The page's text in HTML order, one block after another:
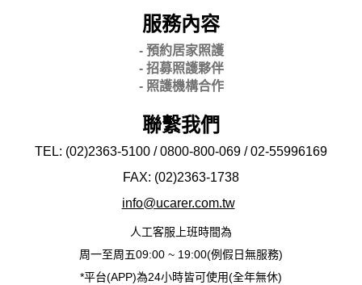
服務內容
- 預約居家照護
- 招募照護夥伴
- 照護機構合作
聯繫我們
TEL: (02)2363-5100 / 0800-800-069 / 02-55996169
FAX: (02)2363-1738
info@ucarer.com.tw
人工客服上班時間為
周一至周五09:00 ~ 19:00(例假日無服務)
*平台(APP)為24小時皆可使用(全年無休)